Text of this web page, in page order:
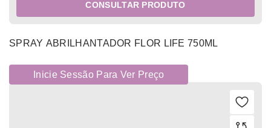
CONSULTAR PRODUTO
SPRAY ABRILHANTADOR FLOR LIFE 750ML
Inicie Sessão Para Ver Preço